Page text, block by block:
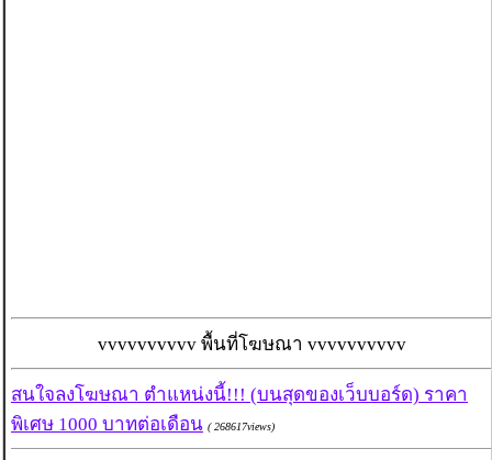
vvvvvvvvvv พื้นที่โฆษณา vvvvvvvvvv
สนใจลงโฆษณา ตำแหน่งนี้!!! (บนสุดของเว็บบอร์ด) ราคา
พิเศษ 1000 บาทต่อเดือน ( 268617views)